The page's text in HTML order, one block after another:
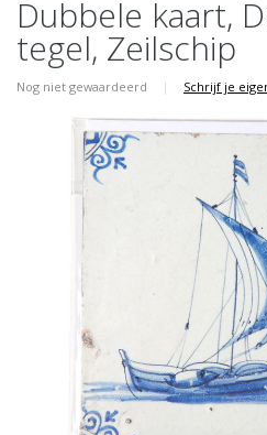
Dubbele kaart,
tegel, Zeilschip
Nog niet gewaardeerd | Schrijf je